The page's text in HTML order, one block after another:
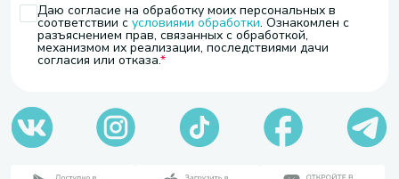
Даю согласие на обработку моих персональных в
соответствии с условиями обработки. Ознакомлен с
разъяснением прав, связанных с обработкой,
механизмом их реализации, последствиями дачи
согласия или отказа.